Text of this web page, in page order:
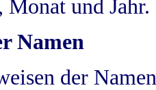
und Jahr.
Namen
der